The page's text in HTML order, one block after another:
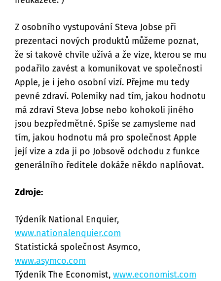
Z osobního vystupování Steva Jobse při
prezentaci nových produktů můžeme poznat,
že si takové chvíle užívá a že vize, kterou se mu
podařilo zavést a komunikovat ve společnosti
Apple, je i jeho osobní vizí. Přejme mu tedy
pevné zdraví. Polemiky nad tím, jakou hodnotu
má zdraví Steva Jobse nebo kohokoli jiného
jsou bezpředmětné. Spíše se zamysleme nad
tím, jakou hodnotu má pro společnost Apple
její vize a zda ji po Jobsově odchodu z funkce
generálního ředitele dokáže někdo naplňovat.
Zdroje:
Týdeník National Enquier,
www.nationalenquier.com
Statistická společnost Asymco,
www.asymco.com
Týdeník The Economist, www.economist.com